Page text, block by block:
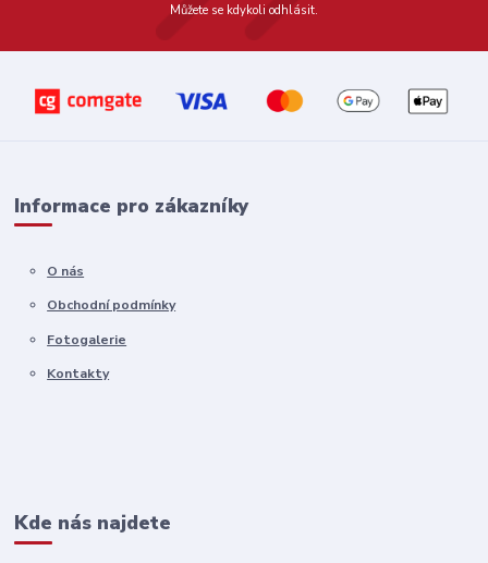
Můžete se kdykoli odhlásit.
Informace pro zákazníky
O nás
Obchodní podmínky
Fotogalerie
Kontakty
Kde nás najdete